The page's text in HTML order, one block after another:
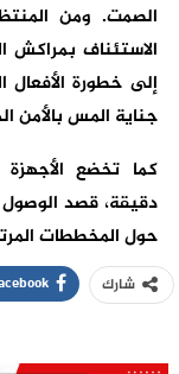
الصمت. ومن
الاستئناف بمراكش
إلى خطورة الأفعال
جناية المس بالأمن
كما تخضع الأجهزة
دقيقة، قصد
حول المخططات
شارك